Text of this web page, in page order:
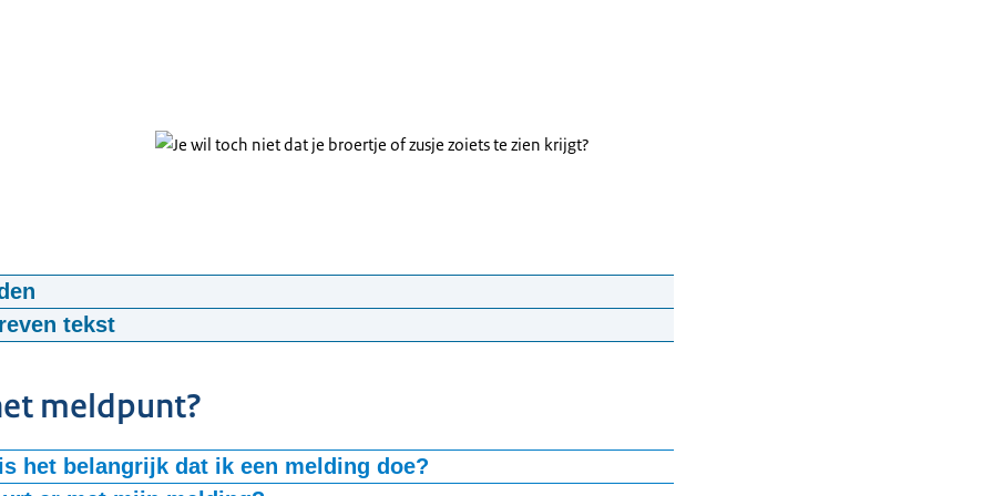
Eén klik voor jou
webm1,5 MB
tekst
meldpunt?
het belangrijk dat ik een melding doe?